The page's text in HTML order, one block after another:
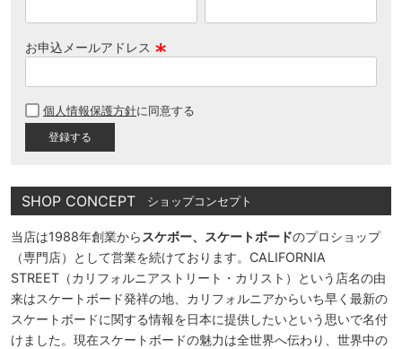
お申込メールアドレス
須
個人情報保護方針に同意する
SHOP CONCEPT ショップコンセプト
当店は1988年創業から スケボー、スケートボードのプロショップ
（専門店）として営業を続けております。CALIFORNIA
STREET（カリフォルニアストリート・カリスト）という店名の由
来はスケートボード発祥の地、カリフォルニアからいち早く最新の
スケートボードに関する情報を日本に提供したいという思いで名付
けました。現在スケートボードの魅力は全世界へ伝わり、世界中の